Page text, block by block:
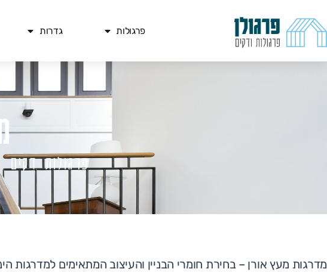
פרגולות גדרות
פרגולות דקים
מדרגות מעץ אורן – בחירת חומרי הבניין והעיצוב המתאימים למדרגות